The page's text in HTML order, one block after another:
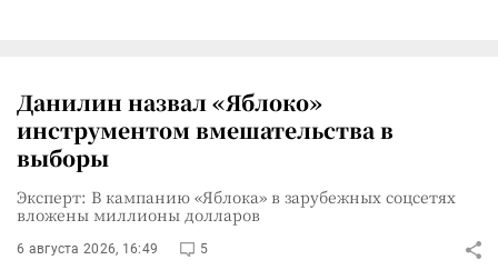
Данилин назвал «Яблоко»
инструментом вмешательства в
выборы
Эксперт: В кампанию «Яблока» в зарубежных соцсетях
вложены миллионы долларов
6 августа 2026, 16:49 5